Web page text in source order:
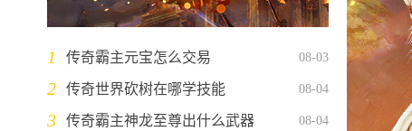
1 传奇霸主元宝怎么交易 08-03
2 传奇世界砍树在哪学技能 08-04
3 传奇霸主神龙至尊出什么武器 08-04